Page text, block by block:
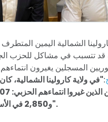
الشمالية اليمين
قد تتسبب في مشاكل
المسجلين يغيرون
:"في ولاية كارولينا الشمالية،
و2,850 في الأسبوع التالي، و2,120 في الأسبوع الذي تلاه".